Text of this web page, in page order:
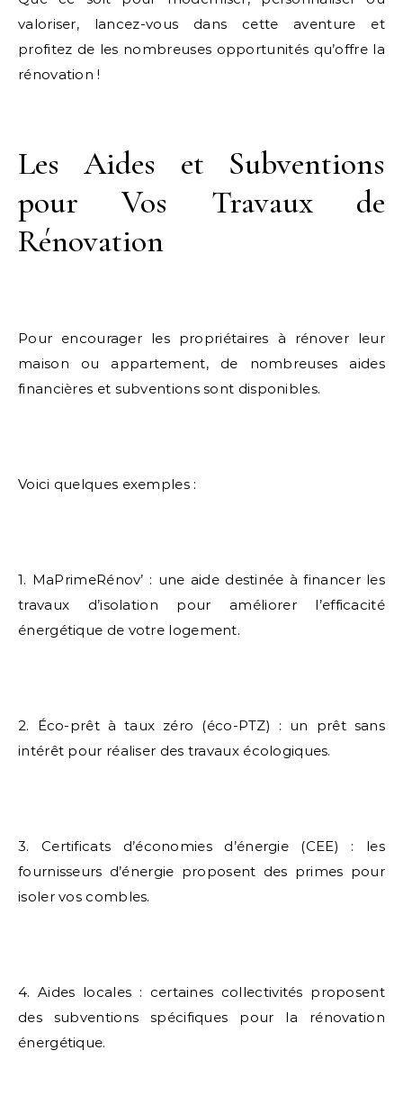
valoriser, lancez-vous dans cette aventure et
profitez de les nombreuses opportunités qu’offre la
rénovation !
Les Aides et Subventions
pour Vos Travaux de
Rénovation
Pour encourager les propriétaires à rénover leur
maison ou appartement, de nombreuses aides
financières et subventions sont disponibles.
Voici quelques exemples :
1. MaPrimeRénov’ : une aide destinée à financer les
travaux d’isolation pour améliorer l’efficacité
énergétique de votre logement.
2. Éco-prêt à taux zéro (éco-PTZ) : un prêt sans
intérêt pour réaliser des travaux écologiques.
3. Certificats d’économies d’énergie (CEE) : les
fournisseurs d’énergie proposent des primes pour
isoler vos combles.
4. Aides locales : certaines collectivités proposent
des subventions spécifiques pour la rénovation
énergétique.